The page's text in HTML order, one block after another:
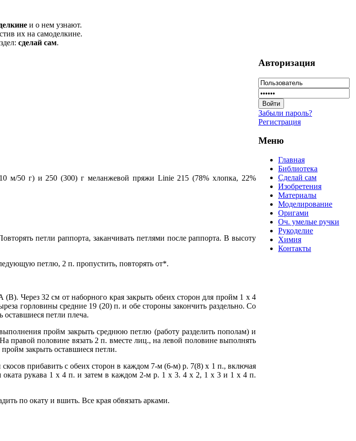
и о нем узнают.
их на самоделкине.
сделай сам.
м/50 г) и 250 (300) г меланжевой пряжи Linie 215 (78% хлопка, 22%
петли раппорта, заканчивать петлями после раппорта. В высоту
петлю, 2 п. пропустить, повторять от*.
Через 32 см от наборного края закрыть обеих сторон для пройм 1 х 4
горловины средние 19 (20) п. и обе стороны закончить раздельно. Со
петли плеча.
пройм закрыть среднюю петлю (работу разделить пополам) и
правой половине вязать 2 п. вместе лиц., на левой половине выполнять
закрыть оставшиеся петли.
прибавить с обеих сторон в каждом 7-м (6-м) р. 7(8) х 1 п., включая
оката рукава 1 х 4 п. и затем в каждом 2-м р. 1 х 3. 4 х 2, 1 х 3 и 1 х 4 п.
по окату и вшить. Все края обвязать арками.
Авторизация
Забыли пароль?
Регистрация
Меню
Главная
Библиотека
Сделай сам
Изобретения
Материалы
Моделирование
Оригами
Оч. умелые ручки
Рукоделие
Химия
Контакты